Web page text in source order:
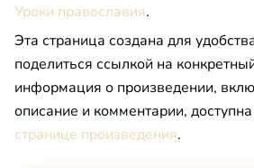
Уроки православия.
Эта страница создана для
поделиться ссылкой на
информация о произведении,
описание и комментарии,
странице произведения.